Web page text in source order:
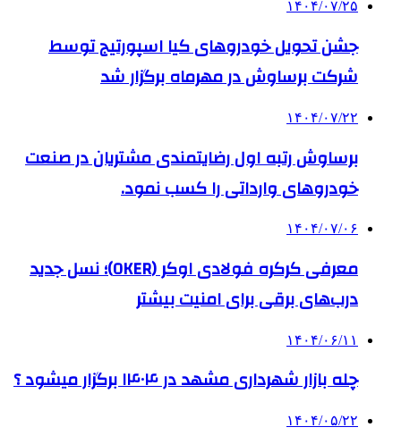
۱۴۰۴/۰۷/۲۵
جشن تحویل خودروهای کیا اسپورتیج توسط
شرکت برساوش در مهرماه برگزار شد
۱۴۰۴/۰۷/۲۲
برساوش رتبه اول رضایتمندی مشتریان در صنعت
خودروهای وارداتی را کسب نمود.
۱۴۰۴/۰۷/۰۶
معرفی کرکره فولادی اوکر (OKER)؛ نسل جدید
درب‌های برقی برای امنیت بیشتر
۱۴۰۴/۰۶/۱۱
چله بازار شهرداری مشهد در ۱۴۰۴ برگزار میشود ؟
۱۴۰۴/۰۵/۲۲